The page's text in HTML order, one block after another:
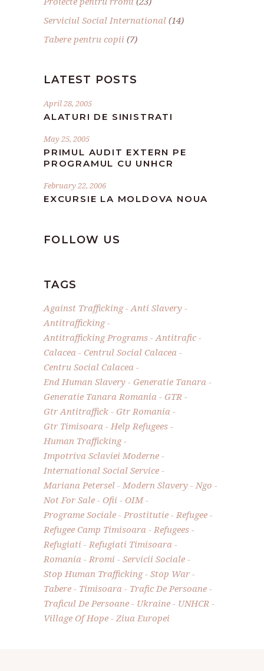
Serviciul Social International (14)
Tabere pentru copii (7)
LATEST POSTS
April 28, 2005
ALATURI DE SINISTRATI
May 25, 2005
PRIMUL AUDIT EXTERN PE
PROGRAMUL CU UNHCR
February 22, 2006
EXCURSIE LA MOLDOVA NOUA
FOLLOW US
TAGS
Against Trafficking
Anti Slavery
Antitrafficking
Antitrafficking Programs
Antitrafic
Calacea
Centrul Social Calacea
Centru Social Calacea
End Human Slavery
Generatie Tanara
Generatie Tanara Romania
GTR
Gtr Antitraffick
Gtr Romania
Gtr Timisoara
Help Refugees
Human Trafficking
Impotriva Sclaviei Moderne
International Social Service
Mariana Petersel
Modern Slavery
Ngo
Not For Sale
Ofii
OIM
Programe Sociale
Prostitutie
Refugee
Refugee Camp Timisoara
Refugees
Refugiati
Refugiati Timisoara
Romania
Rromi
Servicii Sociale
Stop Human Trafficking
Stop War
Tabere
Timisoara
Trafic De Persoane
Traficul De Persoane
Ukraine
UNHCR
Village Of Hope
Ziua Europei